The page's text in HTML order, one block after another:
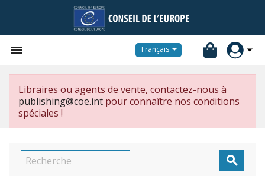
 Français
Libraires ou agents de vente, contactez-nous à
publishing@coe.int pour connaître nos conditions
spéciales !
